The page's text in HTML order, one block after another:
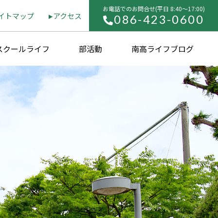
トマップ アクセス
お電話でのお問合せ(平⽇ 8:40〜17:00)
086-423-0600
クールライフ 部活動 南高ライフブログ